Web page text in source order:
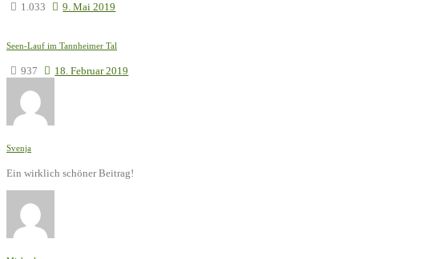
1.033 9. Mai 2019
Seen-Lauf im Tannheimer Tal
937 18. Februar 2019
Svenja
Ein wirklich schöner Beitrag!